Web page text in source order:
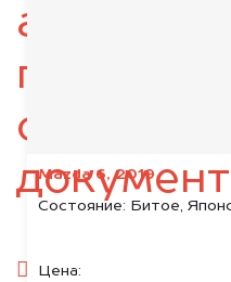
Mazda 6, 2019
Состояние: Битое,
Цена:
паспорт гражданина